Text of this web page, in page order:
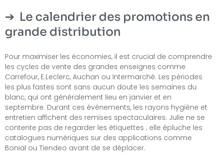
Le calendrier des promotions en
grande distribution
Pour maximiser les économies, il est crucial de comprendre
les cycles de vente des grandes enseignes comme
Carrefour, E.Leclerc, Auchan ou Intermarché. Les périodes
les plus fastes sont sans aucun doute les semaines du
blanc, qui ont généralement lieu en janvier et en
septembre. Durant ces événements, les rayons hygiène et
entretien affichent des remises spectaculaires. Julie ne se
contente pas de regarder les étiquettes ; elle épluche les
catalogues numériques sur des applications comme
Bonial ou Tiendeo avant de se déplacer.